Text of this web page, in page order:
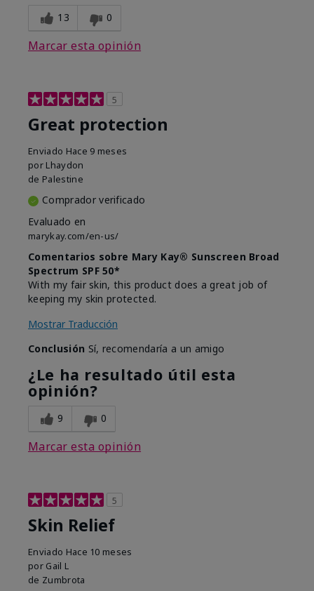
13 0
Marcar esta opinión
5
Great protection
Enviado Hace 9 meses
por Lhaydon
de Palestine
Comprador verificado
Evaluado en
marykay.com/en-us/
Comentarios sobre Mary Kay® Sunscreen Broad
Spectrum SPF 50*
With my fair skin, this product does a great job of
keeping my skin protected.
Mostrar Traducción
Conclusión Sí, recomendaría a un amigo
¿Le ha resultado útil esta
opinión?
9 0
Marcar esta opinión
5
Skin Relief
Enviado Hace 10 meses
por Gail L
de Zumbrota